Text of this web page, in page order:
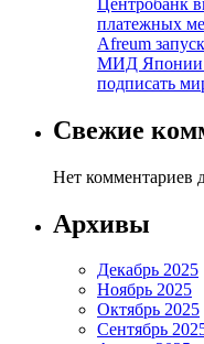
платежных
Afreum
МИД Японии
подписать
Свежие
Нет комментариев
Архивы
Декабрь 2025
Ноябрь 2025
Октябрь 2025
Сентябрь